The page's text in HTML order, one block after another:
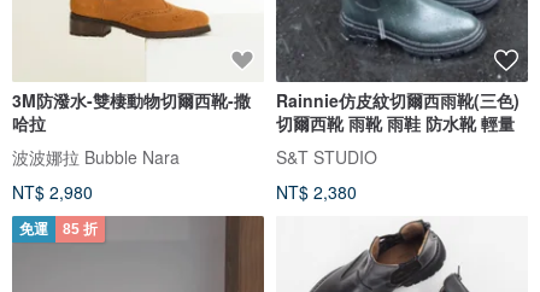
3M防潑水-雙棲動物切爾西靴-撒
哈拉
波波娜拉 Bubble Nara
NT$ 2,980
Rainnie仿皮紋切爾西雨靴(三色)
切爾西靴 雨靴 雨鞋 防水靴 輕量
S&T STUDIO
NT$ 2,380
免運 85 折